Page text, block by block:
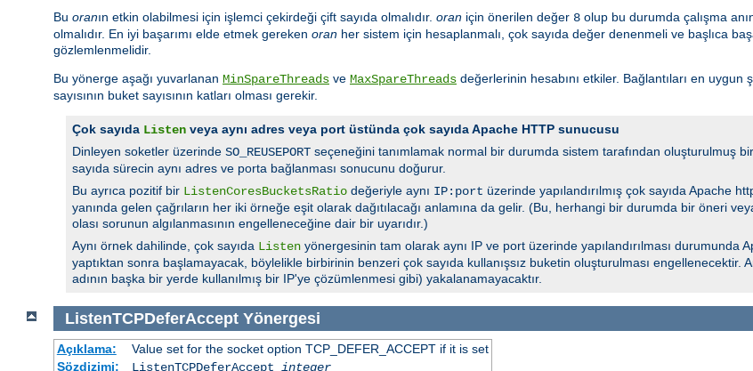
Bu oranın etkin olabilmesi için işlemci çekirdeği çift sayıda olmalıdır. oran için önerilen değer 8 olup bu durumda çalışma
olmalıdır. En iyi başarımı elde etmek gereken oran her sistem için hesaplanmalı, çok sayıda değer denenmeli ve başlıca
gözlemlenmelidir.
Bu yönerge aşağı yuvarlanan MinSpareThreads ve MaxSpareThreads değerlerinin hesabını etkiler. Bağlantıları en
sayısının buket sayısının katları olması gerekir.
Çok sayıda Listen veya aynı adres veya port üstünda çok sayıda Apache HTTP sunucusu
Dinleyen soketler üzerinde SO_REUSEPORT seçeneğini tanımlamak normal bir durumda sistem tarafından oluşturulmuş
sayıda sürecin aynı adres ve porta bağlanması sonucunu doğurur.
Bu ayrıca pozitif bir ListenCoresBucketsRatio değeriyle aynı IP:port üzerinde yapılandırılmış çok sayıda Apache
yanında gelen çağrıların her iki örneğe eşit olarak dağıtılacağı anlamına da gelir. (Bu, herhangi bir durumda bir öneri
olası sorunun algılanmasının engelleneceğine dair bir uyarıdır.)
Aynı örnek dahilinde, çok sayıda Listen yönergesinin tam olarak aynı IP ve port üzerinde yapılandırılması durumunda
yaptıktan sonra başlamayacak, böylelikle birbirinin benzeri çok sayıda kullanışsız buketin oluşturulması engellenecektir.
adının başka bir yerde kullanılmış bir IP'ye çözümlenmesi gibi) yakalanamayacaktır.
ListenTCPDeferAccept Yönergesi
Açıklama:
Value set for the socket option TCP_DEFER_ACCEPT if it is set
Sözdizimi:
ListenTCPDeferAccept integer